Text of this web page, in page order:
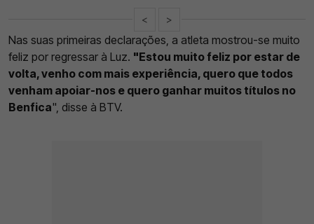
< >
Nas suas primeiras declarações, a atleta mostrou-se muito
feliz por regressar à Luz. "Estou muito feliz por estar de
volta, venho com mais experiência, quero que todos
venham apoiar-nos e quero ganhar muitos títulos no
Benfica", disse à BTV.